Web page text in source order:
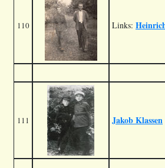
110 Links:
111 Jakob Klassen